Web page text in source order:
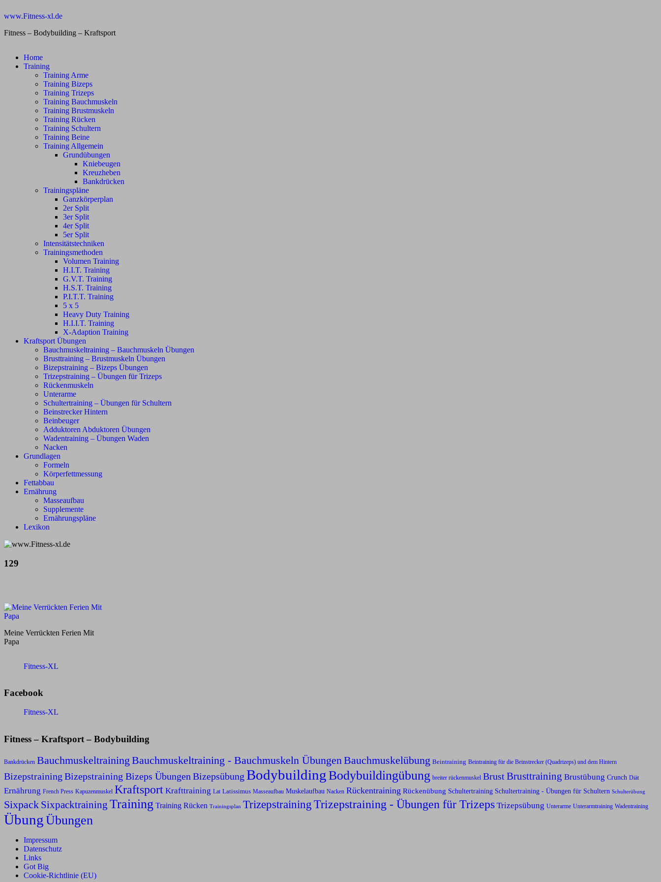
Inhalt
www.Fitness-xl.de
Fitness – Bodybuilding – Kraftsport
Home
Training
Training Arme
Training Bizeps
Training Trizeps
Training Bauchmuskeln
Training Brustmuskeln
Training Rücken
Training Schultern
Training Beine
Training Allgemein
Grundübungen
Kniebeugen
Kreuzheben
Bankdrücken
Trainingspläne
Ganzkörperplan
2er Split
3er Split
4er Split
5er Split
Intensitätstechniken
Trainingsmethoden
Volumen Training
H.I.T. Training
G.V.T. Training
H.S.T. Training
P.I.T.T. Training
5 x 5
Heavy Duty Training
H.I.I.T. Training
X-Adaption Training
Kraftsport Übungen
Bauchmuskeltraining – Bauchmuskeln Übungen
Brusttraining – Brustmuskeln Übungen
Bizepstraining – Bizeps Übungen
Trizepstraining – Übungen für Trizeps
Rückenmuskeln
Unterarme
Schultertraining – Übungen für Schultern
Beinstrecker Hintern
Beinbeuger
Adduktoren Abduktoren Übungen
Wadentraining – Übungen Waden
Nacken
Grundlagen
Formeln
Körperfettmessung
Fettabbau
Ernährung
Masseaufbau
Supplemente
Ernährungspläne
Lexikon
129
Meine Verrückten Ferien Mit
Papa
Fitness-XL
Facebook
Fitness-XL
Fitness – Kraftsport – Bodybuilding
Bankdrücken Bauchmuskeltraining Bauchmuskeltraining - Bauchmuskeln Übungen Bauchmuskelübung Beintraining Beintraining für die Beinstrecker (Quadrizeps) und dem Hintern
Bizepstraining Bizepstraining Bizeps Übungen Bizepsübung BodybuildingBodybuildingübung breiter rückenmuskel Brust Brusttraining Brustübung Crunch Diät
Ernährung French Press Kapuzenmuskel Kraftsport Krafttraining Lat Latissimus Masseaufbau Muskelaufbau Nacken Rückentraining Rückenübung Schultertraining Schultertraining - Übungen für Schultern Schulterübung
Sixpack Sixpacktraining Training Training Rücken Trainingsplan TrizepstrainingTrizepstraining - Übungen für Trizeps Trizepsübung Unterarme Unterarmtraining Wadentraining
ÜbungÜbungen
Impressum
Datenschutz
Links
Got Big
Cookie-Richtlinie (EU)